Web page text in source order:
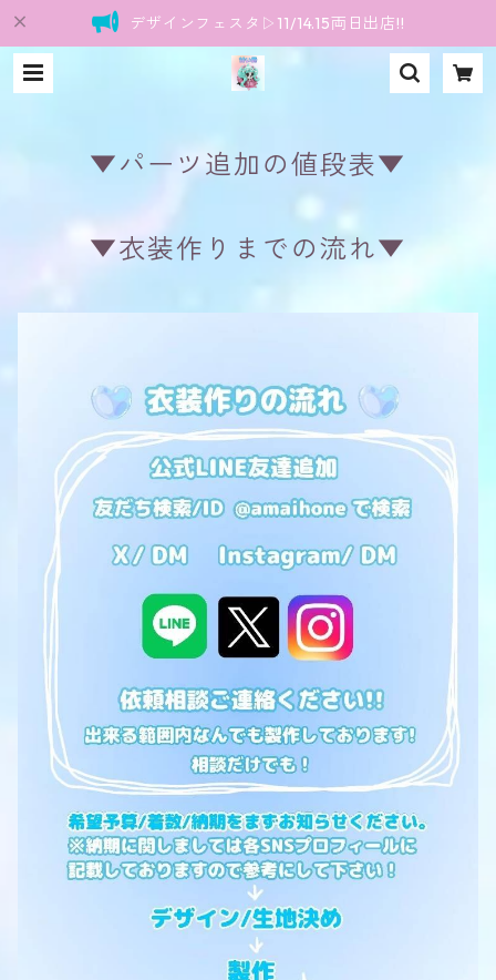
デザインフェスタ▷11/14.15両日出店!!
▼パーツ追加の値段表▼
▼衣装作りまでの流れ▼